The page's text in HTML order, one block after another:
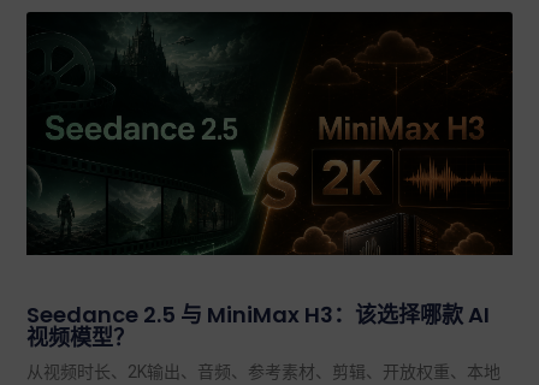
Seedance 2.5 与 MiniMax H3：该选择哪款 AI
视频模型？
从视频时长、2K输出、音频、参考素材、剪辑、开放权重、本地